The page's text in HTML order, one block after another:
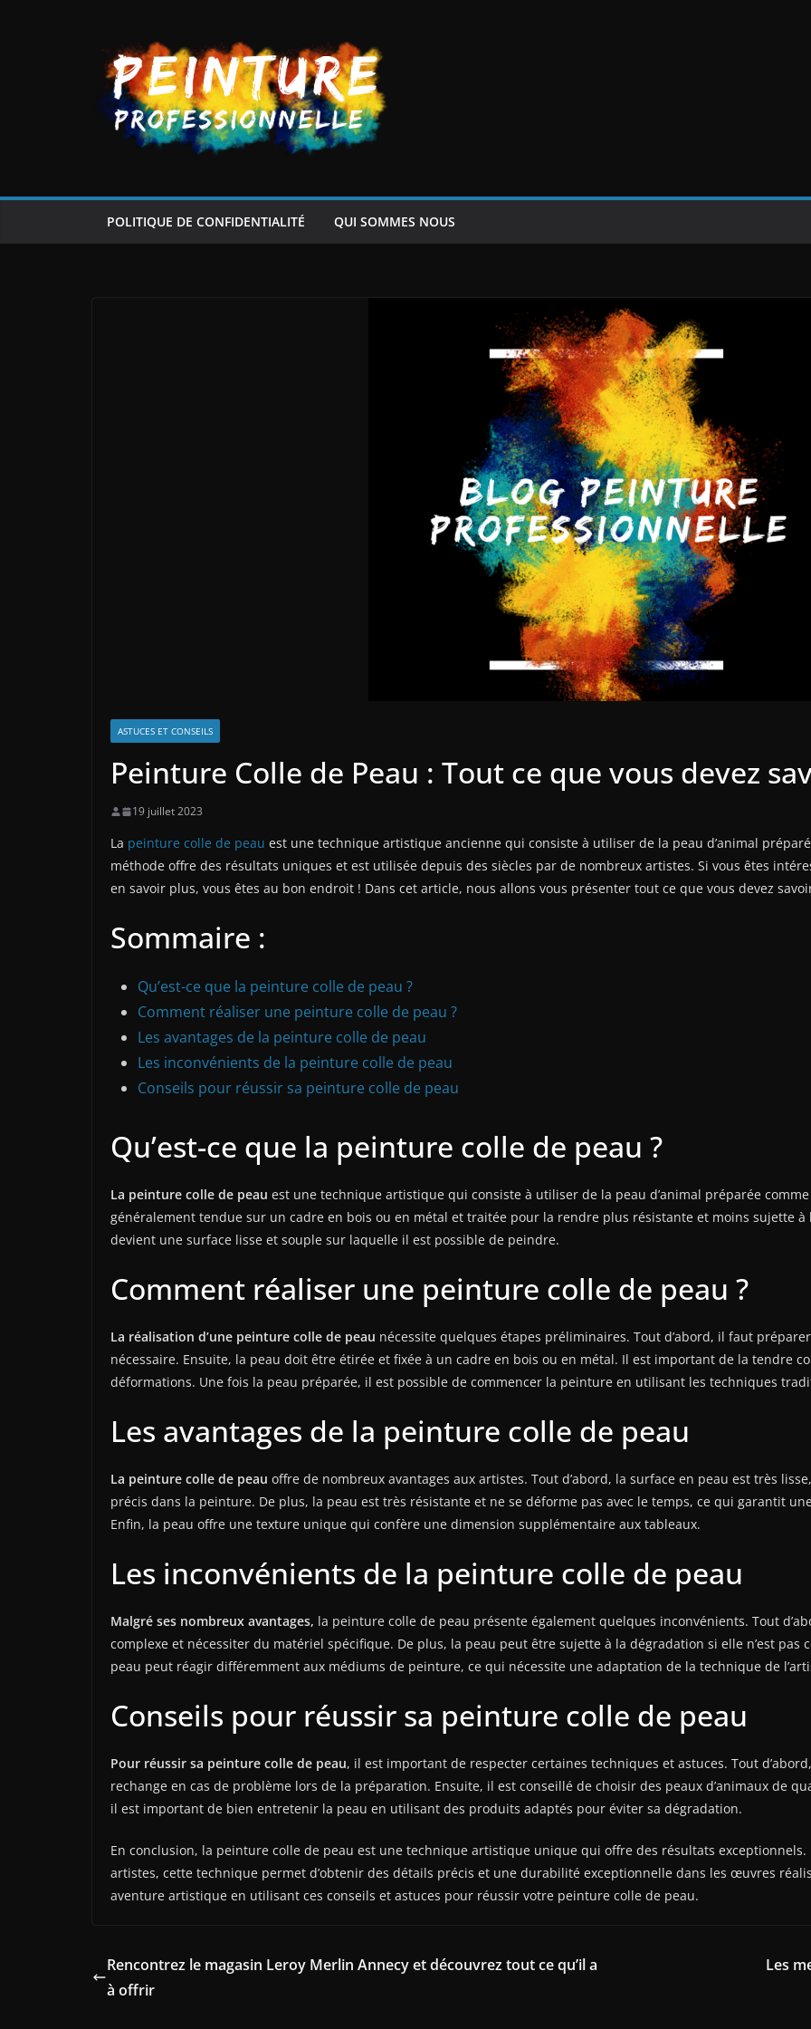
POLITIQUE DE CONFIDENTIALITÉ QUI SOMMES NOUS
ASTUCES ET CONSEILS
Peinture Colle de Peau : Tout ce que vous devez
19 juillet 2023
La peinture colle de peau est une technique artistique ancienne qui consiste à utiliser de la peau d’animal
méthode offre des résultats uniques et est utilisée depuis des siècles par de nombreux artistes. Si vous êtes
en savoir plus, vous êtes au bon endroit ! Dans cet article, nous allons vous présenter tout ce que vous devez
Sommaire :
Qu’est-ce que la peinture colle de peau ?
Comment réaliser une peinture colle de peau ?
Les avantages de la peinture colle de peau
Les inconvénients de la peinture colle de peau
Conseils pour réussir sa peinture colle de peau
Qu’est-ce que la peinture colle de peau ?
La peinture colle de peau est une technique artistique qui consiste à utiliser de la peau d’animal préparée
généralement tendue sur un cadre en bois ou en métal et traitée pour la rendre plus résistante et moins sujette
devient une surface lisse et souple sur laquelle il est possible de peindre.
Comment réaliser une peinture colle de peau ?
La réalisation d’une peinture colle de peau nécessite quelques étapes préliminaires. Tout d’abord, il faut
nécessaire. Ensuite, la peau doit être étirée et fixée à un cadre en bois ou en métal. Il est important de la tendre
déformations. Une fois la peau préparée, il est possible de commencer la peinture en utilisant les techniques
Les avantages de la peinture colle de peau
La peinture colle de peau offre de nombreux avantages aux artistes. Tout d’abord, la surface en peau est très
précis dans la peinture. De plus, la peau est très résistante et ne se déforme pas avec le temps, ce qui garantit
Enfin, la peau offre une texture unique qui confère une dimension supplémentaire aux tableaux.
Les inconvénients de la peinture colle de peau
Malgré ses nombreux avantages, la peinture colle de peau présente également quelques inconvénients. Tout
complexe et nécessiter du matériel spécifique. De plus, la peau peut être sujette à la dégradation si elle n’est
peau peut réagir différemment aux médiums de peinture, ce qui nécessite une adaptation de la technique de
Conseils pour réussir sa peinture colle de peau
Pour réussir sa peinture colle de peau, il est important de respecter certaines techniques et astuces. Tout
rechange en cas de problème lors de la préparation. Ensuite, il est conseillé de choisir des peaux d’animaux de
il est important de bien entretenir la peau en utilisant des produits adaptés pour éviter sa dégradation.
En conclusion, la peinture colle de peau est une technique artistique unique qui offre des résultats
artistes, cette technique permet d’obtenir des détails précis et une durabilité exceptionnelle dans les œuvres
aventure artistique en utilisant ces conseils et astuces pour réussir votre peinture colle de peau.
Rencontrez le magasin Leroy Merlin Annecy et découvrez tout ce qu’il a
à offrir
Les